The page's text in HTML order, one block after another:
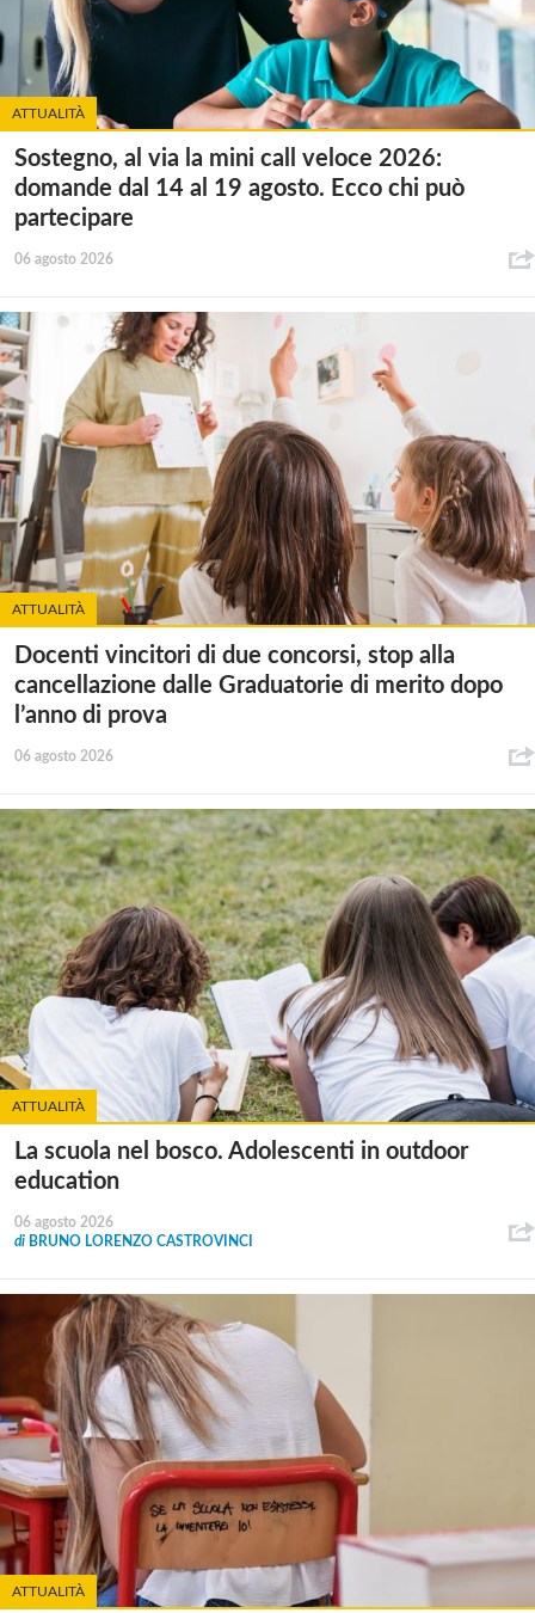
ATTUALITÀ
Sostegno, al via la mini call veloce 2026:
domande dal 14 al 19 agosto. Ecco chi può
partecipare
06 agosto 2026
ATTUALITÀ
Docenti vincitori di due concorsi, stop alla
cancellazione dalle Graduatorie di merito dopo
l’anno di prova
06 agosto 2026
ATTUALITÀ
La scuola nel bosco. Adolescenti in outdoor
education
06 agosto 2026
di BRUNO LORENZO CASTROVINCI
ATTUALITÀ